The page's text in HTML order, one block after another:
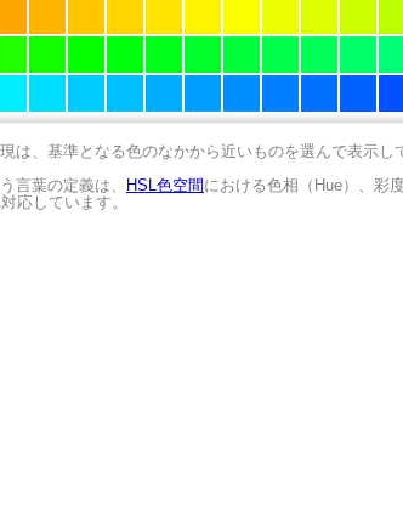
は、基準となる色のなかから近いものを選んで表示し
言葉の定義は、
HSL色空間 における色相（Hue）、彩
応しています。